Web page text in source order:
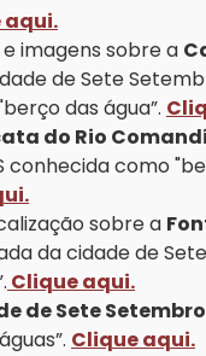
aqui.
imagens sobre a
de Sete
das água”.
do Rio
conhecida como
sobre a
da cidade de
Clique aqui.
de Sete Setembro
Clique aqui.